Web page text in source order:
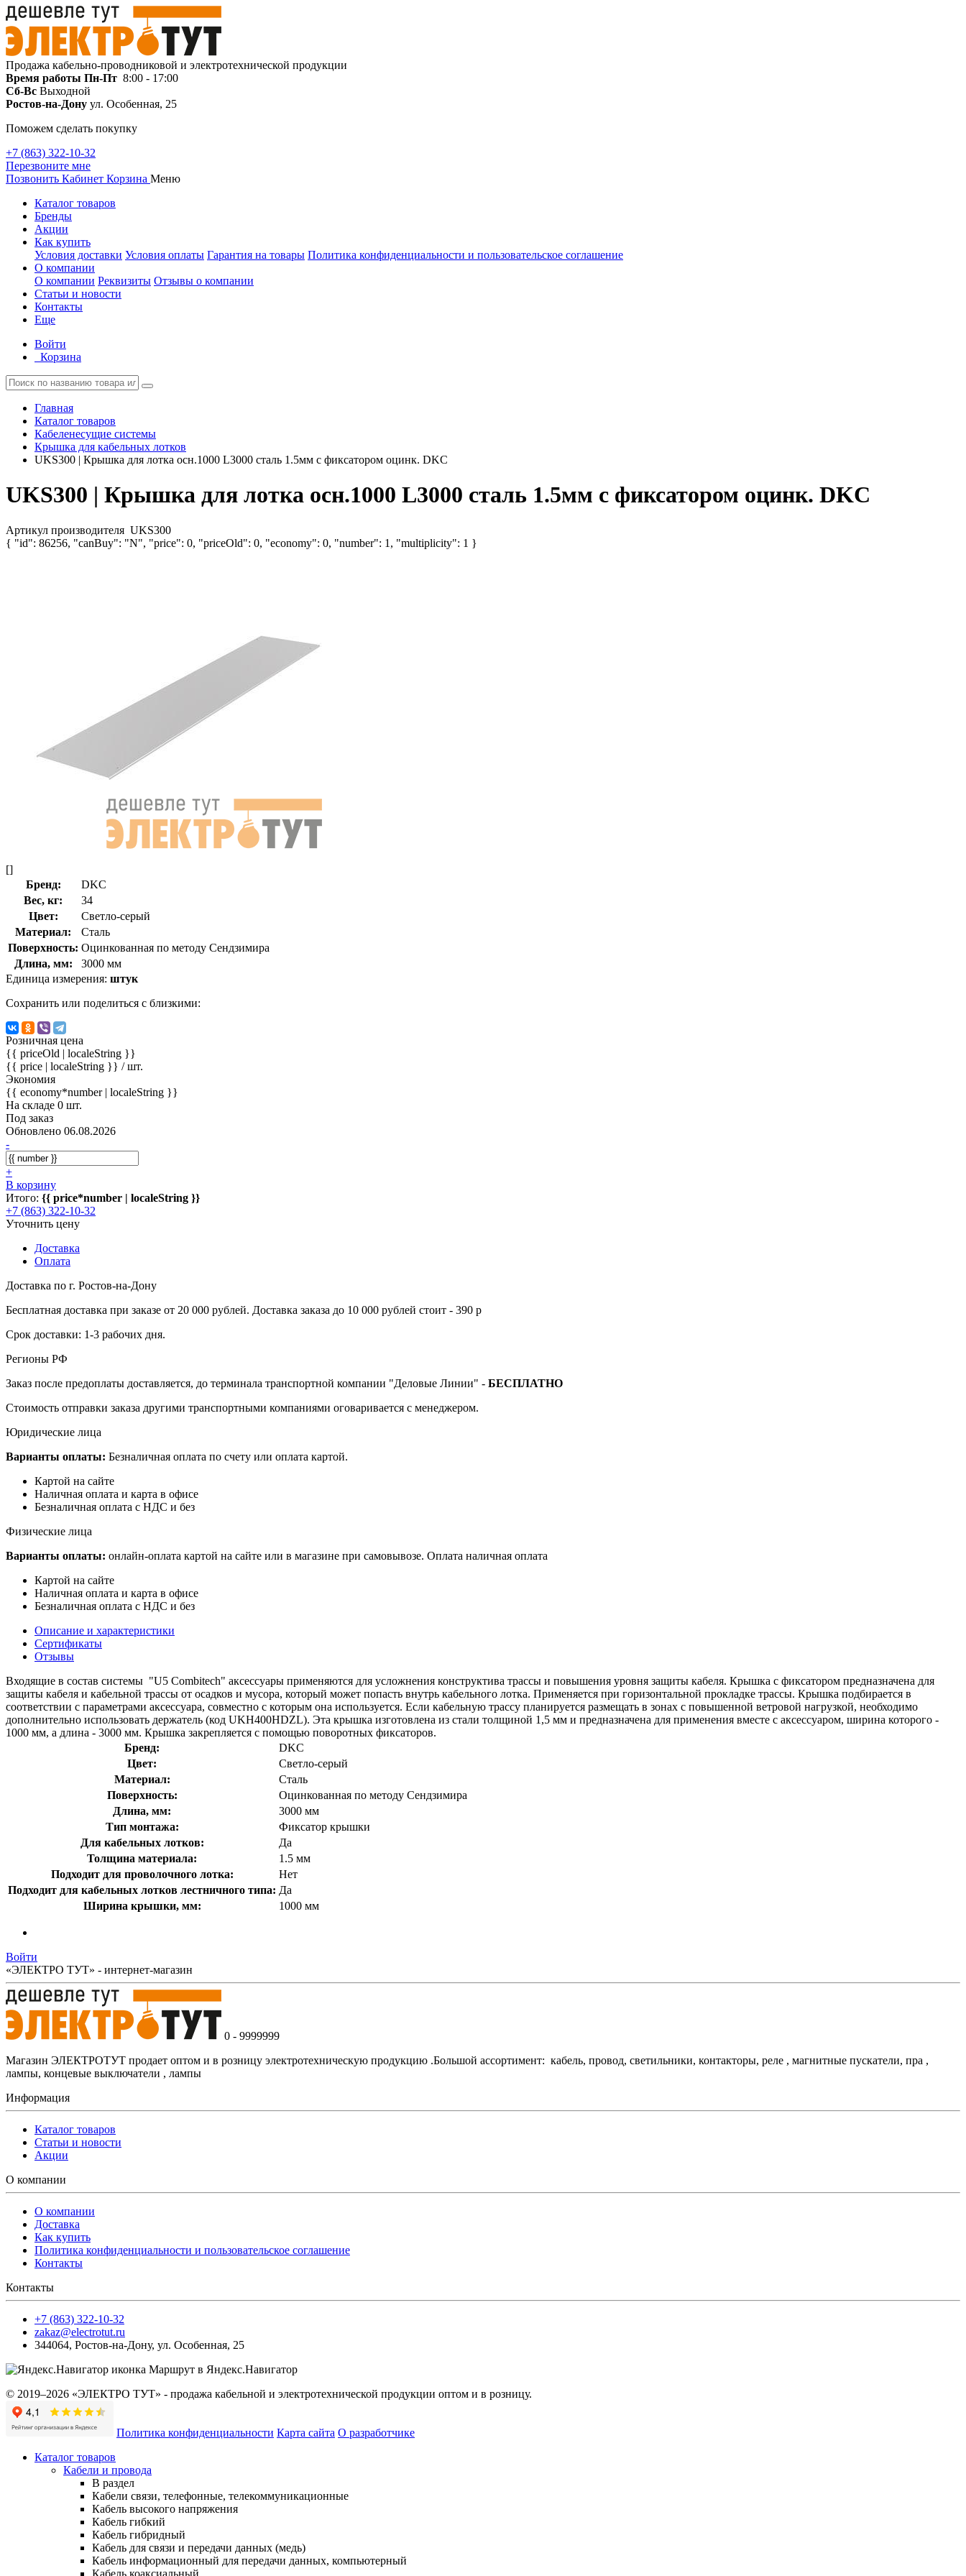
Продажа кабельно-проводниковой и электротехнической продукции
Время работы Пн-Пт 8:00 - 17:00
Сб-Вс Выходной
Ростов-на-Дону ул. Особенная, 25
Поможем сделать покупку
+7 (863) 322-10-32
Перезвоните мне
Позвонить Кабинет Корзина Меню
Каталог товаров
Бренды
Акции
Как купить
Условия доставки Условия оплаты Гарантия на товары Политика конфиденциальности и пользовательское соглашение
О компании
О компании Реквизиты Отзывы о компании
Статьи и новости
Контакты
Еще
Войти
Корзина
Главная
Каталог товаров
Кабеленесущие системы
Крышка для кабельных лотков
UKS300 | Крышка для лотка осн.1000 L3000 сталь 1.5мм с фиксатором оцинк. DKC
UKS300 | Крышка для лотка осн.1000 L3000 сталь 1.5мм с фиксатором оцинк. DKC
Артикул производителя UKS300
{ "id": 86256, "canBuy": "N", "price": 0, "priceOld": 0, "economy": 0, "number": 1, "multiplicity": 1 }
[]
Бренд:
DKC
Вес, кг:
34
Цвет:
Светло-серый
Материал:
Сталь
Поверхность: Оцинкованная по методу Сендзимира
Длина, мм:
3000 мм
Единица измерения: штук
Сохранить или поделиться с близкими:
Розничная цена
{{ priceOld | localeString }}
{{ price | localeString }} / шт.
Экономия
{{ economy*number | localeString }}
На складе 0 шт.
Под заказ
Обновлено 06.08.2026
-
+
В корзину
Итого: {{ price*number | localeString }}
+7 (863) 322-10-32
Уточнить цену
Доставка
Оплата
Доставка по г. Ростов-на-Дону
Бесплатная доставка при заказе от 20 000 рублей. Доставка заказа до 10 000 рублей стоит - 390 р
Срок доставки: 1-3 рабочих дня.
Регионы РФ
Заказ после предоплаты доставляется, до терминала транспортной компании "Деловые Линии" - БЕСПЛАТНО
Стоимость отправки заказа другими транспортными компаниями оговаривается с менеджером.
Юридические лица
Варианты оплаты: Безналичная оплата по счету или оплата картой.
Картой на сайте
Наличная оплата и карта в офисе
Безналичная оплата с НДС и без
Физические лица
Варианты оплаты: онлайн-оплата картой на сайте или в магазине при самовывозе. Оплата наличная оплата
Картой на сайте
Наличная оплата и карта в офисе
Безналичная оплата с НДС и без
Описание и характеристики
Сертификаты
Отзывы
Входящие в состав системы "U5 Combitech" аксессуары применяются для усложнения конструктива трассы и повышения уровня защиты кабеля. Крышка с фиксатором предназначена для
защиты кабеля и кабельной трассы от осадков и мусора, который может попасть внутрь кабельного лотка. Применяется при горизонтальной прокладке трассы. Крышка подбирается в
соответствии с параметрами аксессуара, совместно с которым она используется. Если кабельную трассу планируется размещать в зонах с повышенной ветровой нагрузкой, необходимо
дополнительно использовать держатель (код UKH400HDZL). Эта крышка изготовлена из стали толщиной 1,5 мм и предназначена для применения вместе с аксессуаром, ширина которого -
1000 мм, а длина - 3000 мм. Крышка закрепляется с помощью поворотных фиксаторов.
Бренд:
DKC
Цвет:
Светло-серый
Материал:
Сталь
Поверхность:
Оцинкованная по методу Сендзимира
Длина, мм:
3000 мм
Тип монтажа:
Фиксатор крышки
Для кабельных лотков:
Да
Толщина материала:
1.5 мм
Подходит для проволочного лотка:
Нет
Подходит для кабельных лотков лестничного типа: Да
Ширина крышки, мм:
1000 мм
Войти
«ЭЛЕКТРО ТУТ» - интернет-магазин
0 - 9999999
Магазин ЭЛЕКТРОТУТ продает оптом и в розницу электротехническую продукцию .Большой ассортимент: кабель, провод, светильники, контакторы, реле , магнитные пускатели, пра ,
лампы, концевые выключатели , лампы
Информация
Каталог товаров
Статьи и новости
Акции
О компании
О компании
Доставка
Как купить
Политика конфиденциальности и пользовательское соглашение
Контакты
Контакты
+7 (863) 322-10-32
zakaz@electrotut.ru
344064, Ростов-на-Дону, ул. Особенная, 25
Маршрут в Яндекс.Навигатор
© 2019–2026 «ЭЛЕКТРО ТУТ» - продажа кабельной и электротехнической продукции оптом и в розницу.
Политика конфиденциальности Карта сайта О разработчике
Каталог товаров
Кабели и провода
В раздел
Кабели связи, телефонные, телекоммуникационные
Кабель высокого напряжения
Кабель гибкий
Кабель гибридный
Кабель для связи и передачи данных (медь)
Кабель информационный для передачи данных, компьютерный
Кабель коаксиальный